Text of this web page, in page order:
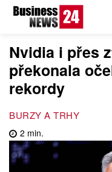
Nvidia i přes
překonala
rekordy
BURZY A TRHY
2 min.